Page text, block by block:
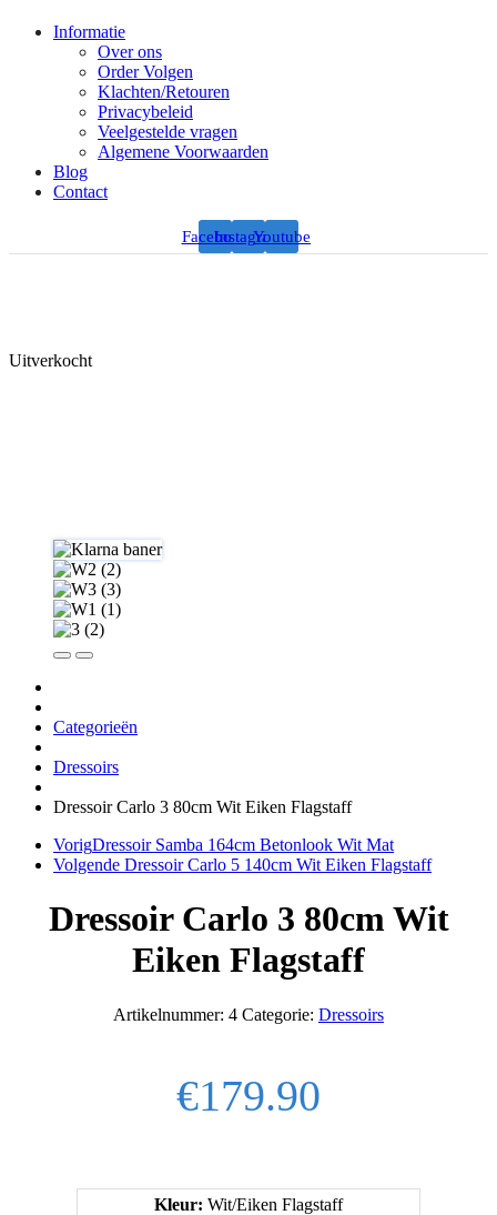
Informatie
Over ons
Order Volgen
Klachten/Retouren
Privacybeleid
Veelgestelde vragen
Algemene Voorwaarden
Blog
Contact
FacebookInstagramYoutube
Uitverkocht
Categorieën
Dressoirs
Dressoir Carlo 3 80cm Wit Eiken Flagstaff
VorigDressoir Samba 164cm Betonlook Wit Mat
Volgende Dressoir Carlo 5 140cm Wit Eiken Flagstaff
Dressoir Carlo 3 80cm Wit
Eiken Flagstaff
Artikelnummer: 4 Categorie: Dressoirs
€179.90
Kleur: Wit/Eiken Flagstaff